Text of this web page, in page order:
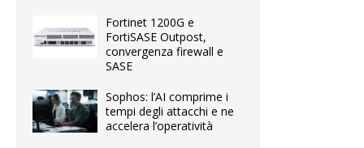
Fortinet 1200G e
FortiSASE Outpost,
convergenza firewall e
SASE
Sophos: l’AI comprime i
tempi degli attacchi e ne
accelera l’operatività